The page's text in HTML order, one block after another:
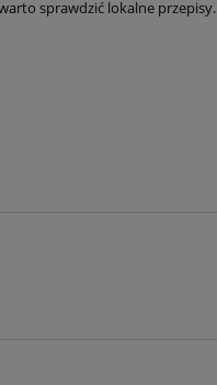
sprawdzić lokalne przepisy.